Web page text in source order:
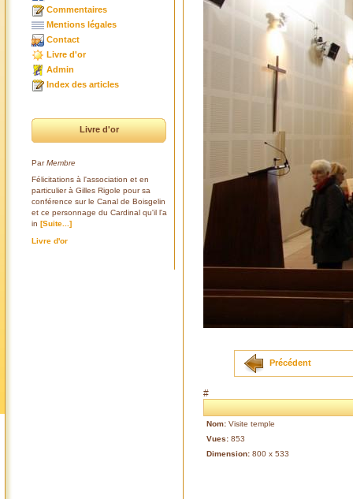
Commentaires
Mentions légales
Contact
Livre d'or
Admin
Index des articles
Livre d'or
ParMembre
Félicitations à l'association et en
particulier à Gilles Rigole pour sa
conférence sur le Canal de Boisgelin
et ce personnage du Cardinal qu'il l'a
in [Suite...]
Livre d'or
Précédent
#
Nom: Visite temple
Vues: 853
Dimension: 800 x 533